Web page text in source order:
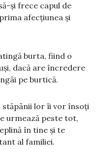
și frece capul de
afecțiunea și
burta, fiind o
dacă are încredere
pe burtică.
lor îi vor însoți
urmează peste tot,
în tine și te
al familiei.